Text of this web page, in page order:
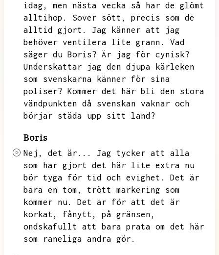
idag,
men nästa vecka så har de glömt
alltihop.
Sover sött,
precis som de
alltid gjort.
Jag känner att jag
behöver ventilera lite grann.
Vad
säger du Boris? Är jag för cynisk?
Underskattar jag den djupa kärleken
som svenskarna känner för sina
poliser? Kommer det här bli den stora
vändpunkten då svenskan vaknar och
börjar städa upp sitt land?
Boris
Nej, det är...
Jag tycker att alla
som har gjort det här lite extra nu
bör tyga för tid och evighet.
Det är
bara en tom,
trött markering som
kommer nu.
Det är för att det är
korkat,
fånytt,
på gränsen,
ondskafullt att bara prata om det här
som raneliga andra gör.